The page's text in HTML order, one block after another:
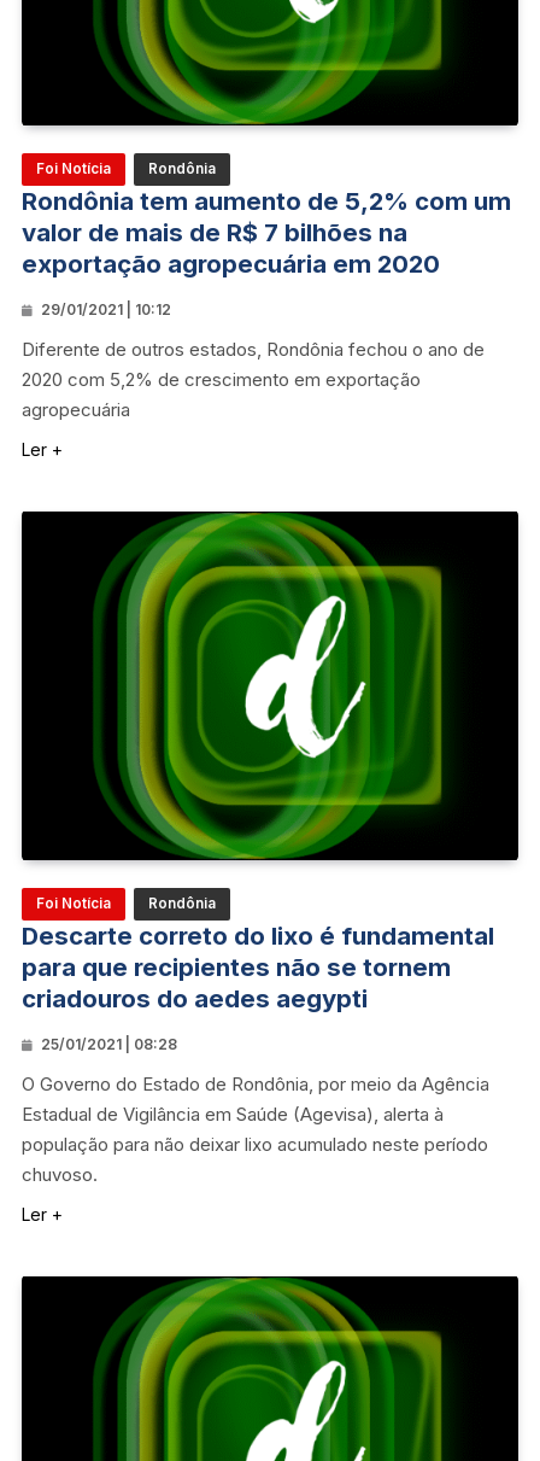
Foi Notícia Rondônia
Rondônia tem aumento de 5,2% com um
valor de mais de R$ 7 bilhões na
exportação agropecuária em 2020
29/01/2021 | 10:12
Diferente de outros estados, Rondônia fechou o ano de
2020 com 5,2% de crescimento em exportação
agropecuária
Ler +
Foi Notícia Rondônia
Descarte correto do lixo é fundamental
para que recipientes não se tornem
criadouros do aedes aegypti
25/01/2021 | 08:28
O Governo do Estado de Rondônia, por meio da Agência
Estadual de Vigilância em Saúde (Agevisa), alerta à
população para não deixar lixo acumulado neste período
chuvoso.
Ler +